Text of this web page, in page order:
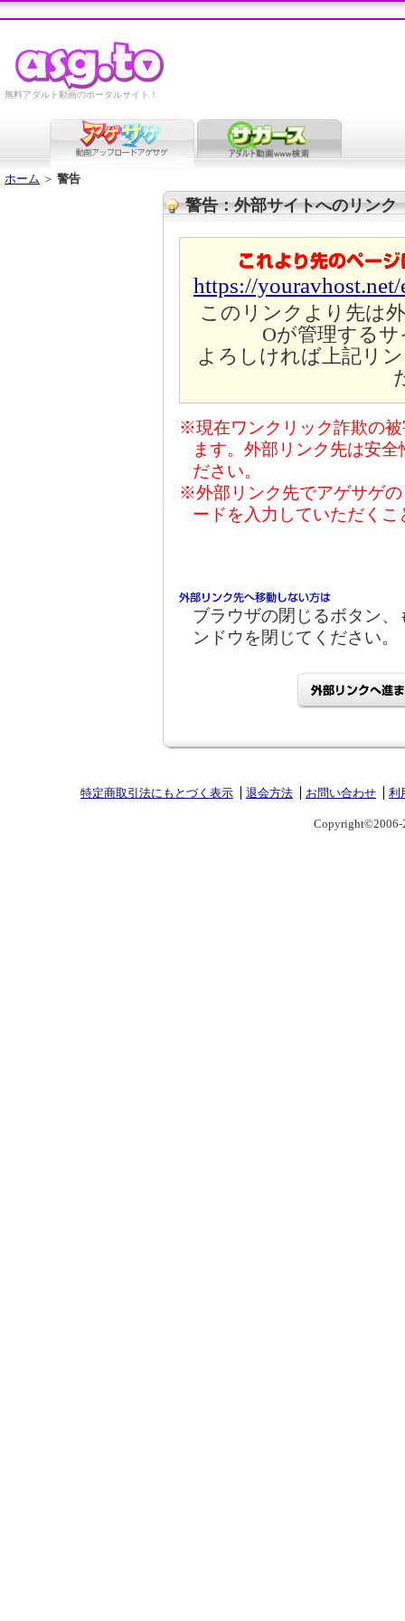
無料アダルト動画のポータルサイト！
ホーム ＞ 警告
警告：外部サイトへのリンク
https://
このリンクより先は
Oが管理する
よろしければ上記リ
※現在ワンクリック詐欺の
ます。外部リンク先は安
ださい。
※外部リンク先でアゲサゲ
ードを入力していただく
ブラウザの閉じるボタン
ンドウを閉じてください。
特定商取引法にもとづく表示 退会方法 お問い合わせ 利
Copyright©2006-